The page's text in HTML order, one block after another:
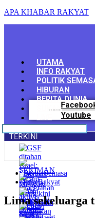
APA KHABAR RAKYAT
Menu
UTAMA
INFO RAKYAT
POLITIK
HIBURAN
BERITA DUNIA
SUKAN
LIVE
Youtube
TERKINI
Berita Semasa
Info Rakyat
Lima sekeluarga